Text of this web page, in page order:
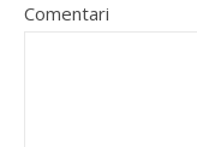
Comentari